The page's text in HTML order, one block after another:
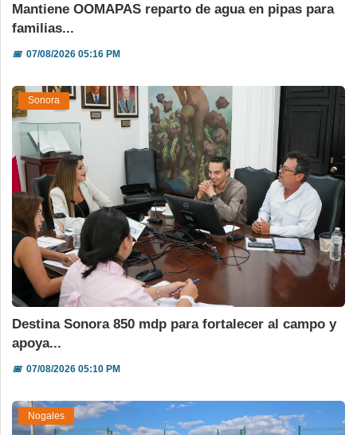
Mantiene OOMAPAS reparto de agua en pipas para
familias...
📅07/08/2026 05:16 PM
Sonora
Destina Sonora 850 mdp para fortalecer al campo y
apoya...
📅07/08/2026 05:10 PM
Nogales